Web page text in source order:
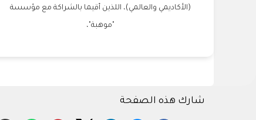
(الأكاديمي والعالمي)، اللذين أقيما بالشراكة مع مؤسسة
"موهبة"،
شارك هذه الصفحة